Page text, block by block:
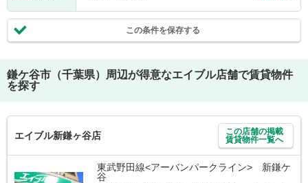
この条件を保存する
鎌ケ谷市（千葉県）
周辺が得意なエイブル店舗で賃貸物件
を探す
エイブル新鎌ヶ谷店
この店舗の掲載
賃貸物件一覧へ
東武野田線<アーバンパークライン> 新鎌ケ
谷